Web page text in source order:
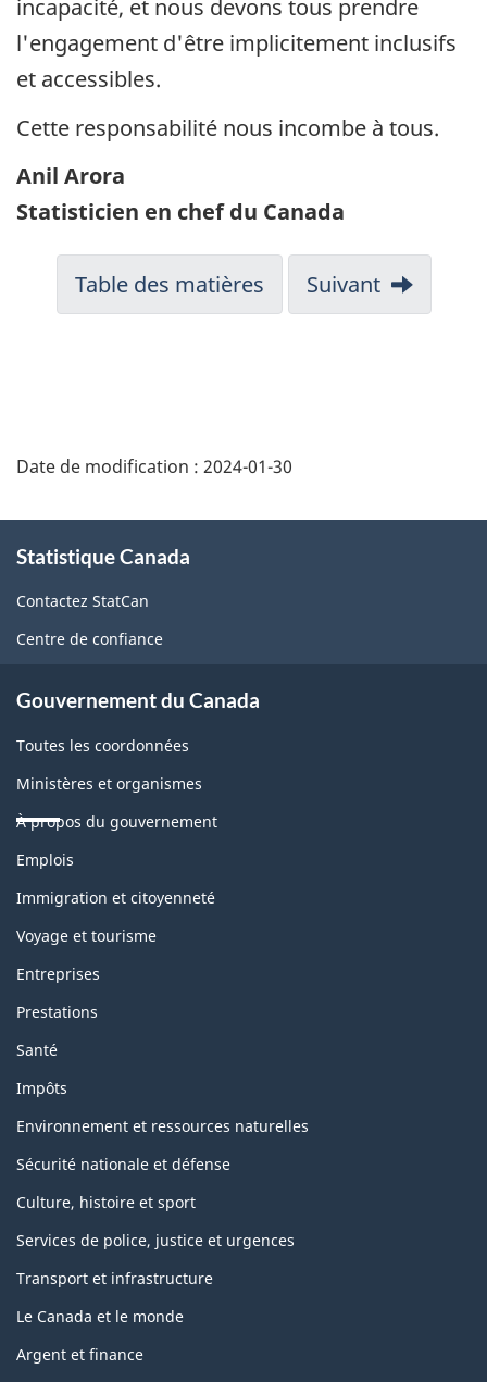
incapacité, et nous devons tous prendre
l'engagement d'être implicitement inclusifs
et accessibles.
Cette responsabilité nous incombe à tous.
Anil Arora
Statisticien en chef du Canada
Table des matières Suivant
Date de modification : 2024-01-30
propos
de
ce
Statistique Canada
Contactez StatCan
Centre de confiance
Gouvernement du Canada
Toutes les coordonnées
Ministères et organismes
À propos du gouvernement
Thèmes
sujets
Emplois
Immigration et citoyenneté
Voyage et tourisme
Entreprises
Prestations
Santé
Impôts
Environnement et ressources naturelles
Sécurité nationale et défense
Culture, histoire et sport
Services de police, justice et urgences
Transport et infrastructure
Le Canada et le monde
Argent et finance